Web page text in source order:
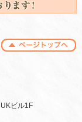
ビル1F